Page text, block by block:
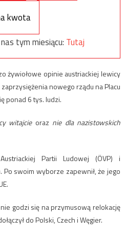
kwota
tym miesiącu: Tutaj
żywiołowe opinie austriackiej lewicy
nowego rządu na Placu
ponad 6 tys. ludzi.
witajcieoraz nie dla nazistowskich
Partii Ludowej (ÖVP) i
Po swoim wyborze zapewnił, że jego
godzi się na przymusową relokację
do Polski, Czech i Węgier.